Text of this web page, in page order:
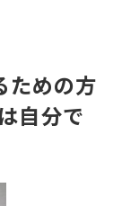
ための方
自分で